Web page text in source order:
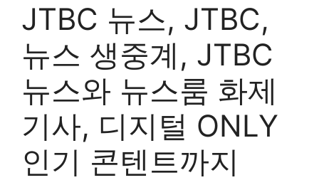
JTBC 뉴스, JTBC,
뉴스 생중계, JTBC
뉴스와 뉴스룸 화제
기사, 디지털 ONLY
인기 콘텐트까지